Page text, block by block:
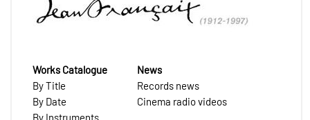
Works Catalogue
By Title
By Date
By Instruments
News
Records news
Cinema radio videos